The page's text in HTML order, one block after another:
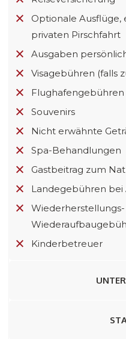
Optionale Ausflüge,
privaten Pirschfahrt
Ausgaben
Visagebühren (falls
Flughafengebühren
Souvenirs
Nicht erwähnte
Spa-Behandlungen
Gastbeitrag zum
Landegebühren bei
Kinderbetreuer